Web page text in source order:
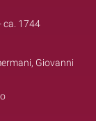
ca. 1744
Giovanni